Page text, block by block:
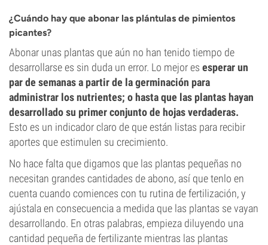
¿Cuándo hay que abonar las plántulas de pimientos
picantes?
Abonar unas plantas que aún no han tenido tiempo de
desarrollarse es sin duda un error. Lo mejor es esperar un
par de semanas a partir de la germinación para
administrar los nutrientes; o hasta que las plantas hayan
desarrollado su primer conjunto de hojas verdaderas.
Esto es un indicador claro de que están listas para recibir
aportes que estimulen su crecimiento.
No hace falta que digamos que las plantas pequeñas no
necesitan grandes cantidades de abono, así que tenlo en
cuenta cuando comiences con tu rutina de fertilización, y
ajústala en consecuencia a medida que las plantas se vayan
desarrollando. En otras palabras, empieza diluyendo una
cantidad pequeña de fertilizante mientras las plantas